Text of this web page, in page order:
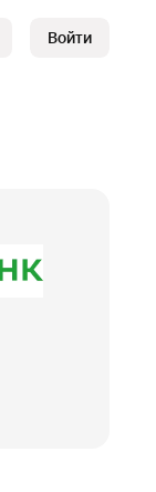
Войти